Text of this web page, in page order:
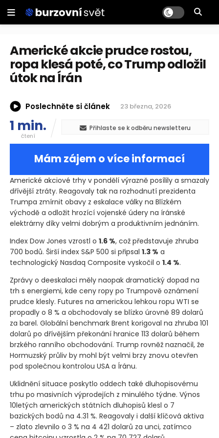
Americké akcie prudce rostou,
ropa klesá poté, co Trump odložil
útok na Írán
Poslechněte si článek 23 března, 2026
1 min.
čtení
Přihlaste se k odběru newsletteru
Mám zájem o více informací
Americké akciové trhy v pondělí výrazně posílily a smazaly
dřívější ztráty. Reagovaly tak na rozhodnutí prezidenta
Trumpa zmírnit obavy z eskalace války na Blízkém
východě a odložit hrozící vojenské údery na íránské
elektrárny díky velmi dobrým a produktivním jednáním.
Index Dow Jones vzrostl o 1.6 %, což představuje zhruba
700 bodů. Širší index S&P 500 si připsal 1.3 % a
technologický Nasdaq Composite vyskočil o 1.4 %.
Zprávy o deeskalaci měly naopak dramatický dopad na
trh s energiemi, kde ceny ropy po Trumpově oznámení
prudce klesly. Futures na americkou lehkou ropu WTI se
propadly o 8 % a obchodovaly se blízko úrovně 89 dolarů
za barel. Globální benchmark Brent korigoval na zhruba 101
dolarů po dřívějším překonání hranice 113 dolarů během
brzkého ranního obchodování. Trump rovněž naznačil, že
Hormuzský průliv by mohl být velmi brzy znovu otevřen
pod společnou kontrolou USA a Íránu.
Uklidnění situace poskytlo oddech také dluhopisovému
trhu po masivních výprodejích z minulého týdne. Výnos
10letých amerických státních dluhopisů klesl o 7
bazických bodů na 4.31 %. Reagovaly i další klíčová aktiva
– zlato zlevnilo o 3 % na 4 421 dolarů za unci, zatímco